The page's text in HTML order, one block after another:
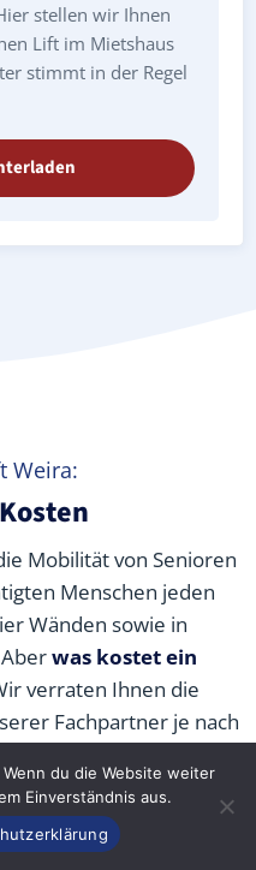
stellen wir Ihnen
Lift im Mietshaus
stimmt in der Regel
Weira:
Mobilität von Senioren
Menschen jeden
Wänden sowie in
was kostet ein
verraten Ihnen die
Fachpartner je nach
senken können.
du die Website weiter
Einverständnis aus.